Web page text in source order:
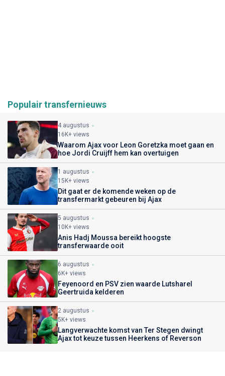
Populair transfernieuws
4 augustus
16K+ views
Waarom Ajax voor Leon Goretzka moet gaan en
hoe Jordi Cruijff hem kan overtuigen
1 augustus
15K+ views
Dit gaat er de komende weken op de
transfermarkt gebeuren bij Ajax
5 augustus
10K+ views
Anis Hadj Moussa bereikt hoogste
transferwaarde ooit
6 augustus
6K+ views
Feyenoord en PSV zien waarde Lutsharel
Geertruida kelderen
2 augustus
5K+ views
Langverwachte komst van Ter Stegen dwingt
Ajax tot keuze tussen Heerkens of Reverson